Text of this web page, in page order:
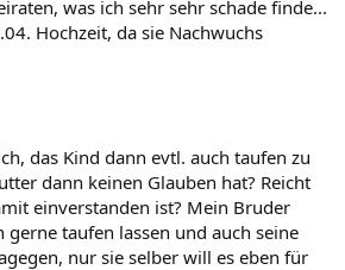
was ich sehr sehr schade finde...
Hochzeit, da sie Nachwuchs
das Kind dann evtl. auch taufen zu
dann keinen Glauben hat? Reicht
einverstanden ist? Mein Bruder
gerne taufen lassen und auch seine
nur sie selber will es eben für